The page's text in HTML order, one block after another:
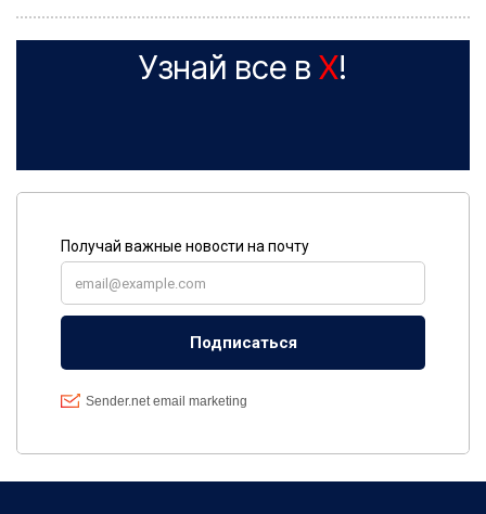
Узнай все в X!